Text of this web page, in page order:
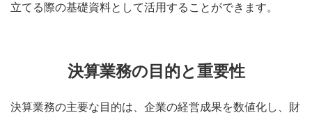
立てる際の基礎資料として活用することができます。
決算業務の目的と重要性
決算業務の主要な目的は、企業の経営成果を数値化し、財